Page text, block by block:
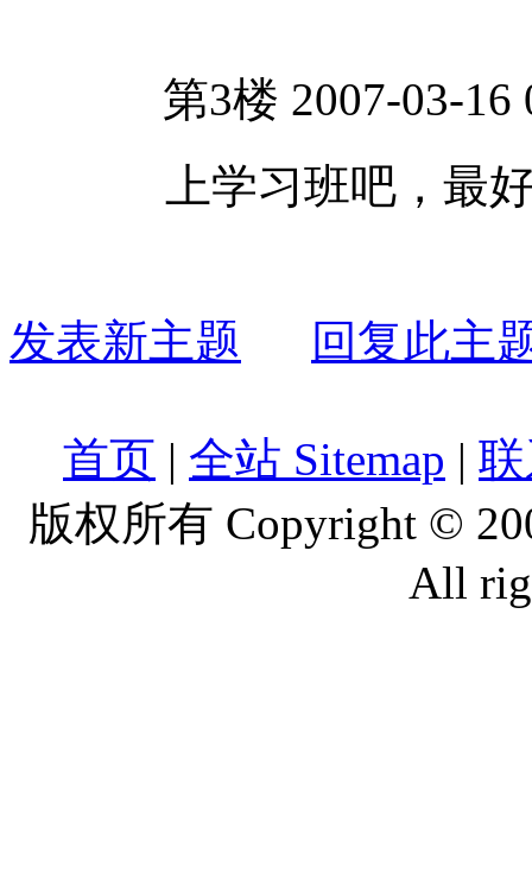
第3楼 2007-03-16
上学习班吧，最
发表新主题 回复此主
首页 | 全站 Sitemap |
版权所有 Copyright ©
All